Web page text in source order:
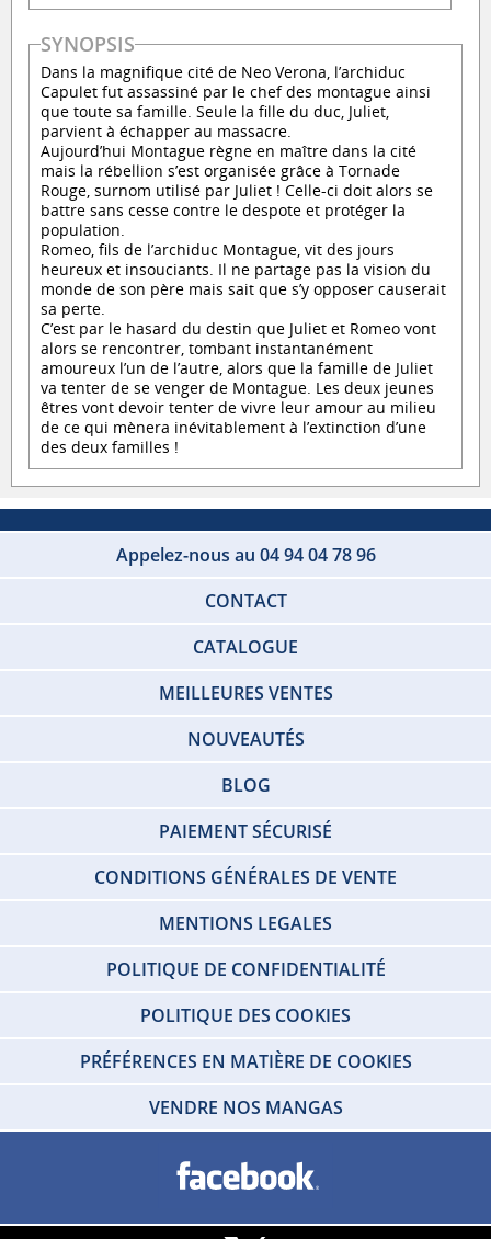
SYNOPSIS
Dans la magnifique cité de Neo Verona, l’archiduc
Capulet fut assassiné par le chef des montague ainsi
que toute sa famille. Seule la fille du duc, Juliet,
parvient à échapper au massacre.
Aujourd’hui Montague règne en maître dans la cité
mais la rébellion s’est organisée grâce à Tornade
Rouge, surnom utilisé par Juliet ! Celle-ci doit alors se
battre sans cesse contre le despote et protéger la
population.
Romeo, fils de l’archiduc Montague, vit des jours
heureux et insouciants. Il ne partage pas la vision du
monde de son père mais sait que s’y opposer causerait
sa perte.
C’est par le hasard du destin que Juliet et Romeo vont
alors se rencontrer, tombant instantanément
amoureux l’un de l’autre, alors que la famille de Juliet
va tenter de se venger de Montague. Les deux jeunes
êtres vont devoir tenter de vivre leur amour au milieu
de ce qui mènera inévitablement à l’extinction d’une
des deux familles !
Appelez-nous au 04 94 04 78 96
CONTACT
CATALOGUE
MEILLEURES VENTES
NOUVEAUTÉS
BLOG
PAIEMENT SÉCURISÉ
CONDITIONS GÉNÉRALES DE VENTE
MENTIONS LEGALES
POLITIQUE DE CONFIDENTIALITÉ
POLITIQUE DES COOKIES
PRÉFÉRENCES EN MATIÈRE DE COOKIES
VENDRE NOS MANGAS